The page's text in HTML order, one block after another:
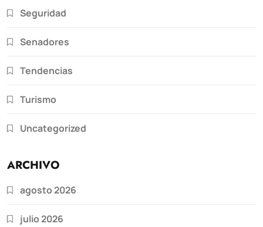
Seguridad
Senadores
Tendencias
Turismo
Uncategorized
ARCHIVO
agosto 2026
julio 2026